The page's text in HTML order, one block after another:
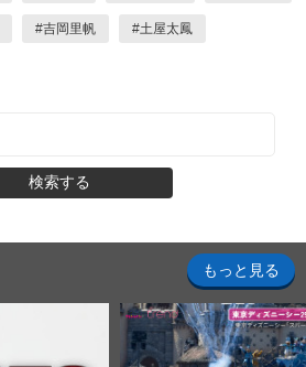
#吉岡里帆 #土屋太鳳
検索する
もっと見る